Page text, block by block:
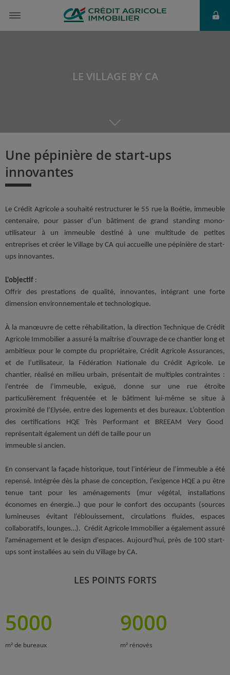
LE VILLAGE BY CA
Une pépinière de start-ups
innovantes
Le Crédit Agricole a souhaité restructurer le 55 rue la Boétie, immeuble
centenaire, pour passer d’un bâtiment de grand standing mono-
utilisateur à un immeuble destiné à une multitude de petites
entreprises et créer le Village by CA qui accueille une pépinière de start-
ups innovantes.
L'objectif :
Offrir des prestations de qualité, innovantes, intégrant une forte
dimension environnementale et technologique.
À la manœuvre de cette réhabilitation, la direction Technique de Crédit
Agricole Immobilier a assuré la maîtrise d’ouvrage de ce chantier long et
ambitieux pour le compte du propriétaire, Crédit Agricole Assurances,
et de l’utilisateur, la Fédération Nationale du Crédit Agricole. Le
chantier, réalisé en milieu urbain, présentait de multiples contraintes :
l’entrée de l’immeuble, exiguë, donne sur une rue étroite
particulièrement fréquentée et le bâtiment lui-même se situe à
proximité de l’Elysée, entre des logements et des bureaux. L’obtention
des certifications HQE Très Performant et BREEAM Very Good
représentait également un défi de taille pour un
immeuble si ancien.
En conservant la façade historique, tout l’intérieur de l’immeuble a été
repensé. Intégrée dès la phase de conception, l’exigence HQE a pu être
tenue tant pour les aménagements (mur végétal, installations
économes en énergie…) que pour le confort des occupants (sources
lumineuses évitant l’éblouissement, circulations fluides, espaces
collaboratifs, lounges…). Crédit Agricole Immobilier a également assuré
l'aménagement et le design d'espaces. Aujourd'hui, près de 100 start-
ups sont installées au sein du Village by CA.
LES POINTS FORTS
5000
m² de bureaux
9000
m² rénovés